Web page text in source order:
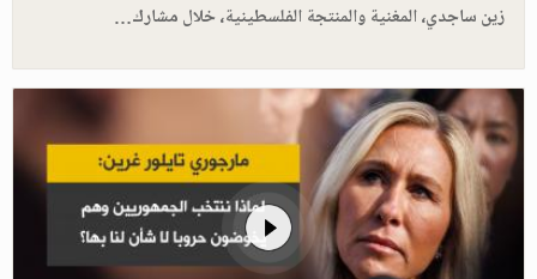
زين ساجدي، المغنية والمنتجة الفلسطينية، خلال مشارك…